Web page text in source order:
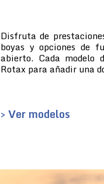
Disfruta de
boyas y opciones de
abierto. Cada modelo
Rotax para añadir una
> Ver modelos